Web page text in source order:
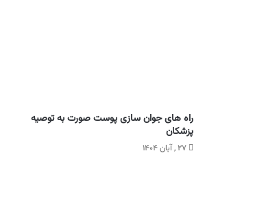
راه های جوان سازی پوست صورت به توصیه
پزشکان
۲۷ , آبان ۱۴۰۴